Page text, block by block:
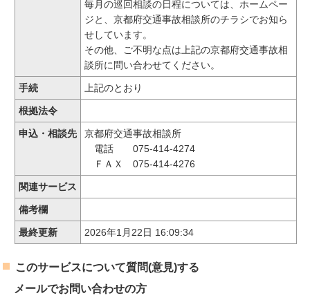
毎月の巡回相談の日程については、ホームペー
ジと、京都府交通事故相談所のチラシでお知ら
せしています。
その他、ご不明な点は上記の京都府交通事故相
談所に問い合わせてください。
手続 上記のとおり
根拠法令
申込・相談先
京都府交通事故相談所
電話 075-414-4274
ＦＡＸ 075-414-4276
関連サービス
備考欄
最終更新 2026年1月22日 16:09:34
このサービスについて質問(意見)する
メールでお問い合わせの方